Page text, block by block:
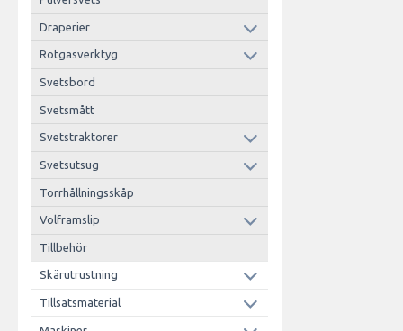
Draperier
Rotgasverktyg
Svetsbord
Svetsmått
Svetstraktorer
Svetsutsug
Torrhållningsskåp
Volframslip
Tillbehör
Skärutrustning
Tillsatsmaterial